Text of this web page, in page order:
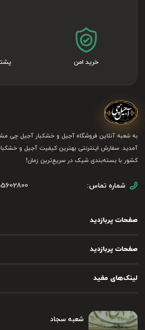
خرید امن
آمدید. سفارش اینترنتی بهترین کیفیت آجیل و خشکبار
کشور با بسته‌بندی شیک در سریع‌ترین زمان!
شماره تماس:
صفحات پربازدید
صفحات پربازدید
لینک‌های مفید
شعبه سجاد